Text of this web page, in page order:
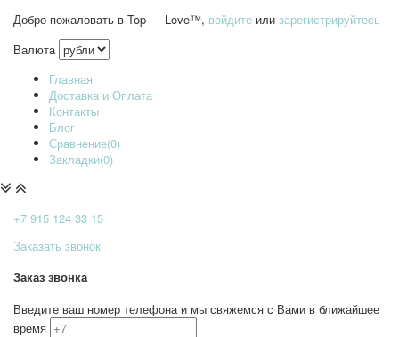
Добро пожаловать в Top — Love™, войдите или зарегистрируйтесь
Валюта
Главная
Доставка и Оплата
Контакты
Блог
Сравнение(0)
Закладки(0)
+7 915 124 33 15
Заказать звонок
Заказ звонка
Введите ваш номер телефона и мы свяжемся с Вами в ближайшее
время